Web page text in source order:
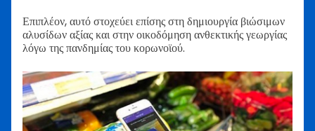
Επιπλέον, αυτό στοχεύει επίσης στη δημιουργία βιώσιμων
αλυσίδων αξίας και στην οικοδόμηση ανθεκτικής γεωργίας
λόγω της πανδημίας του κορωνοϊού.